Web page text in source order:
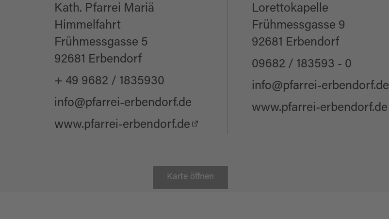
Kath. Pfarrei Mariä
Himmelfahrt
Frühmessgasse 5
92681 Erbendorf
+ 49 9682 / 1835930
info@pfarrei-erbendorf.de
www.pfarrei-erbendorf.de
Lorettokapelle
Frühmessgasse 9
92681 Erbendorf
09682 / 183593 - 0
info@pfarrei-erbendorf.de
www.pfarrei-erbendorf.de
Karte öffnen